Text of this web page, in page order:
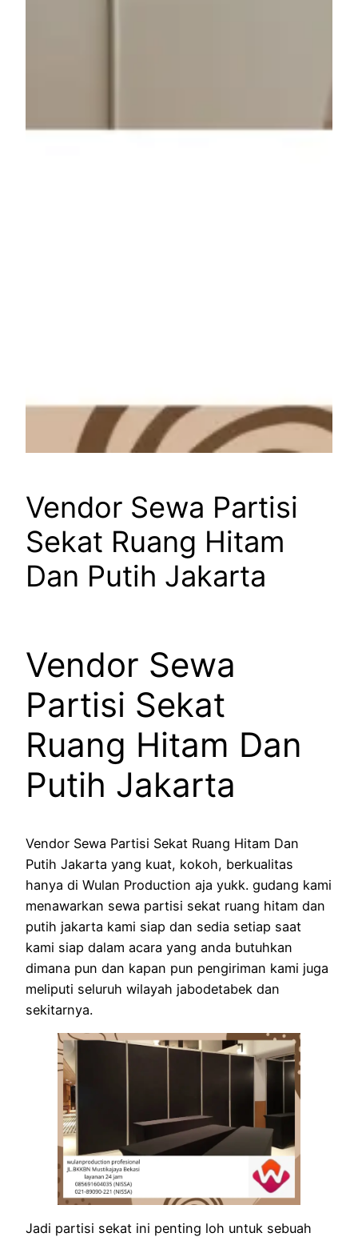
Vendor Sewa Partisi
Sekat Ruang Hitam
Dan Putih Jakarta
Vendor Sewa
Partisi Sekat
Ruang Hitam Dan
Putih Jakarta
Vendor Sewa Partisi Sekat Ruang Hitam Dan
Putih Jakarta yang kuat, kokoh, berkualitas
hanya di Wulan Production aja yukk. gudang kami
menawarkan sewa partisi sekat ruang hitam dan
putih jakarta kami siap dan sedia setiap saat
kami siap dalam acara yang anda butuhkan
dimana pun dan kapan pun pengiriman kami juga
meliputi seluruh wilayah jabodetabek dan
sekitarnya.
Jadi partisi sekat ini penting loh untuk sebuah